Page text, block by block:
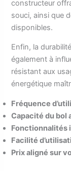
constructeur
souci, ainsi que
disponibles.
Enfin, la
également à
résistant aux
énergétique
Fréquence
Capacité du bol
Fonctionnalités
Facilité
Prix aligné sur